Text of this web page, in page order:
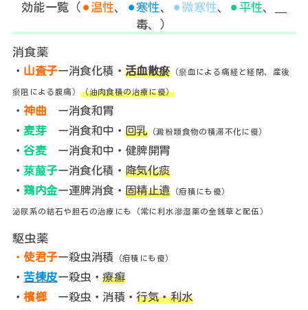
効能一覧（ ⚫︎温性、 ⚫︎寒性、 ⚫︎微寒性、 ⚫︎平性、
毒、）
消食薬
・ 山査子ー消食化積・活血散瘀（瘀血による痛経と経閉、産後
瘀阻による腹痛）（油肉食積の治療に優）
・ 神曲 ー消食和胃
・ 麦芽ー消食和中・回乳（澱粉類食物の積滞不化に優）
・谷麦
ー消食和中・健脾開胃
・萊菔子ー消食化積・降気化痰
・ 鶏内金ー運脾消食・固精止遺（疳積にも優）
泌尿系の結石や胆石の治療にも（常に利水滲湿薬の金銭草と配伍）
駆虫薬
・使君子ー殺虫消積 （疳積にも優）
・苦楝皮ー殺虫・療癬
・檳榔ー殺虫・消積・行気・利水